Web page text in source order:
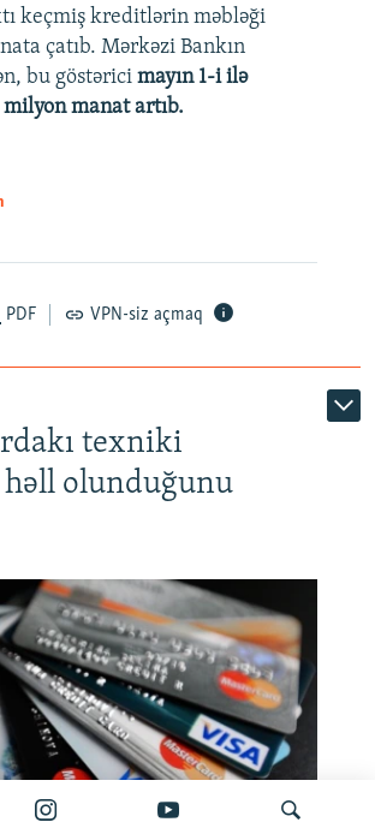
240p 360p 480p
720p 1080p
480p
720p
keçmiş kreditlərin məbləği
çatıb. Mərkəzi Bankın
bu göstərici mayın 1-i ilə
milyon manat artıb.
PDF VPN-siz açmaq
texniki
olunduğunu